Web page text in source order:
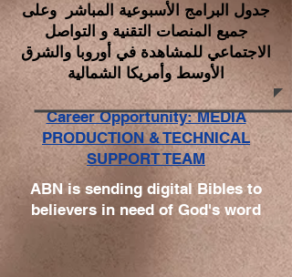
جدول البرامج الأسبوعية المباشر وعلى
جميع المنصات التقنية و التواصل
الاجتماعي للمشاهدة في أوروبا والشرق
الأوسط وأمريكا الشمالية
ABN is sending digital Bibles to
believers in need of God's word
Career Opportunity: MEDIA
PRODUCTION & TECHNICAL
SUPPORT TEAM